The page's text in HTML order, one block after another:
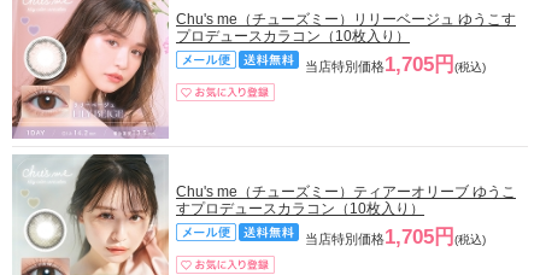
Chu's me（チューズミー）リリーベージュ ゆうこす
プロデュースカラコン（10枚入り）
当店特別価格1,705円 (税込)
Chu's me（チューズミー）ティアーオリーブ ゆうこ
すプロデュースカラコン（10枚入り）
当店特別価格1,705円 (税込)